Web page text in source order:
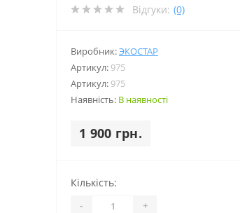
Відгуки: (0)
Виробник:ЭКОСТАР
Артикул: 975
Артикул: 975
Наявність: В наявності
1 900 грн.
Кількість:
- +